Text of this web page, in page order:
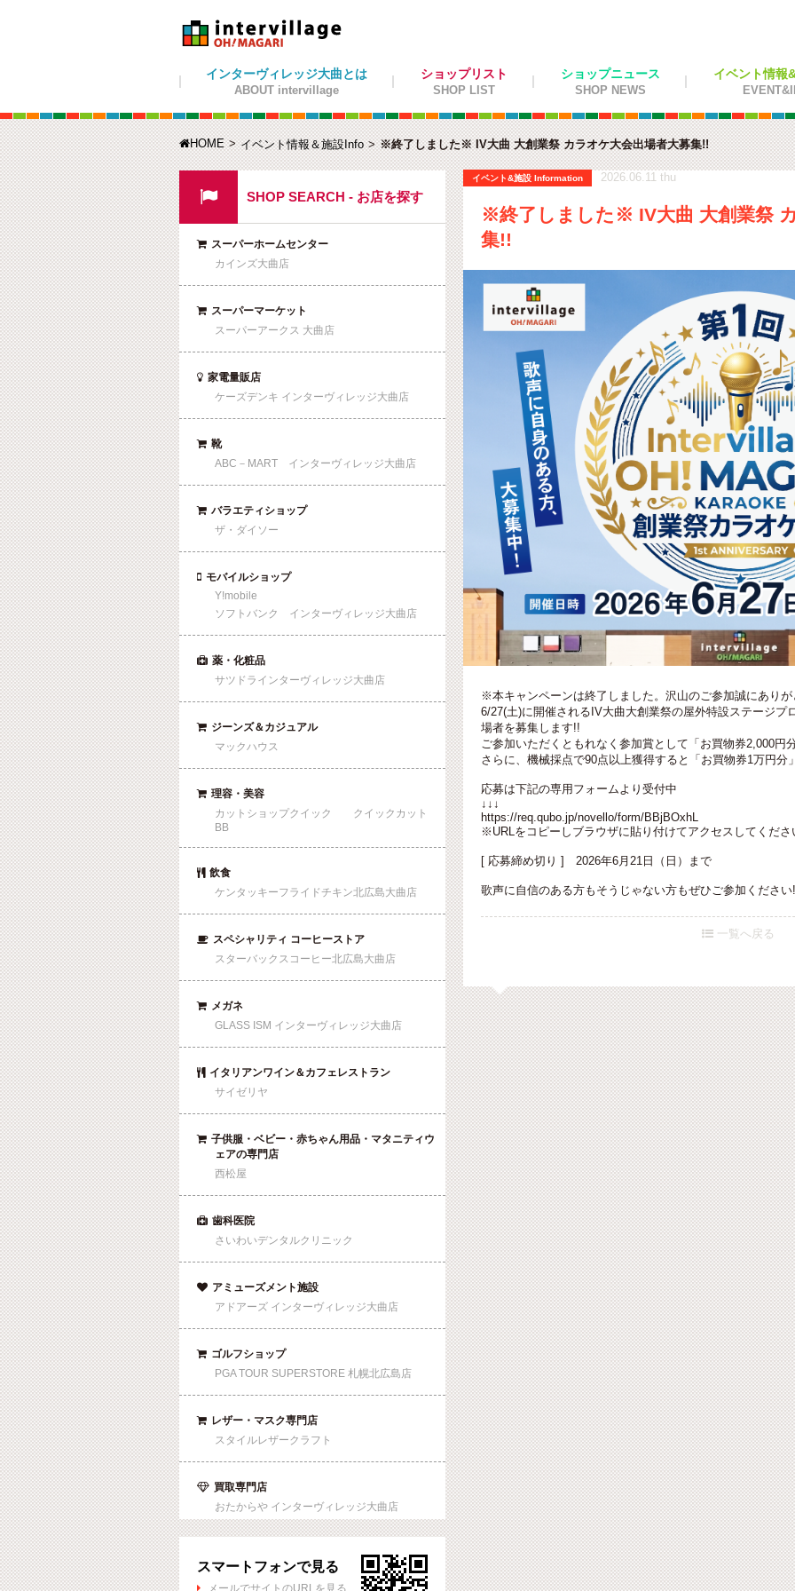
インターヴィレッジ大曲とは
ABOUT intervillage
ショップリスト
SHOP LIST
ショップニュース
SHOP NEWS
イベント情報
HOME イベント情報＆施設Info ※終了しました※ IV大曲 大創業祭 カラオケ大会出場者大募集!!
イベント&施設 Information 2026.06.11 thu
※終了しました※ IV大曲 大創業祭
集!!
※本キャンペーンは終了しました。沢山のご参加誠にあり
6/27(土)に開催されるIV大曲大創業祭の屋外特設ステージプ
場者を募集します!!
ご参加いただくともれなく参加賞として「お買物券2,000円
さらに、機械採点で90点以上獲得すると「お買物券1万円分
応募は下記の専用フォームより受付中
↓↓↓
https://req.qubo.jp/novello/form/BBjBOxhL
※URLをコピーしブラウザに貼り付けてアクセスしてくださ
[ 応募締め切り ] 2026年6月21日（日）まで
歌声に自信のある方もそうじゃない方もぜひご参加ください
 一覧へ戻る
 SHOP SEARCH - お店を探す
 スーパーホームセンター
カインズ大曲店
 スーパーマーケット
スーパーアークス 大曲店
 家電量販店
ケーズデンキ インターヴィレッジ大曲店
 靴
ABC－MART インターヴィレッジ大曲店
 バラエティショップ
ザ・ダイソー
 モバイルショップ
Y!mobile
ソフトバンク インターヴィレッジ大曲店
 薬・化粧品
サツドラインターヴィレッジ大曲店
 ジーンズ＆カジュアル
マックハウス
 理容・美容
カットショップクイック クイックカット
BB
 飲食
ケンタッキーフライドチキン北広島大曲店
 スペシャリティ コーヒーストア
スターバックスコーヒー北広島大曲店
 メガネ
GLASS ISM インターヴィレッジ大曲店

イタリアンワイン＆カフェレストラン
サイゼリヤ
 子供服・ベビー・赤ちゃん用品・マタニティウ
ェアの専門店
西松屋
 歯科医院
さいわいデンタルクリニック
 アミューズメント施設
アドアーズ インターヴィレッジ大曲店
 ゴルフショップ
PGA TOUR SUPERSTORE 札幌北広島店
 レザー・マスク専門店
スタイルレザークラフト
 買取専門店
おたからや インターヴィレッジ大曲店
スマートフォンで見る
 メールでサイトのURLを見る